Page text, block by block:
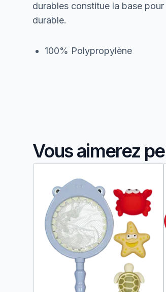
durables constitue la base
durable.
100% Polypropylène
Vous aimerez